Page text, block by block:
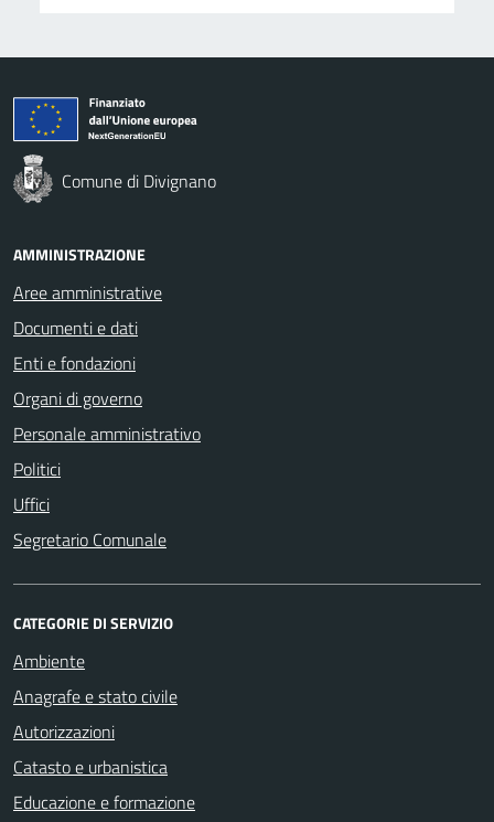
Comune di Divignano
AMMINISTRAZIONE
Aree amministrative
Documenti e dati
Enti e fondazioni
Organi di governo
Personale amministrativo
Politici
Uffici
Segretario Comunale
CATEGORIE DI SERVIZIO
Ambiente
Anagrafe e stato civile
Autorizzazioni
Catasto e urbanistica
Educazione e formazione